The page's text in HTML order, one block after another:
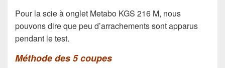
Pour la scie à onglet Metabo KGS 216 M, nous
pouvons dire que peu d’arrachements sont apparus
pendant le test.
Méthode des 5 coupes